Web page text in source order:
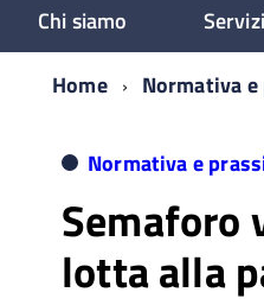
Chi siamo Servizi
Home
Normativa
Normativa e
Semaforo
lotta alla